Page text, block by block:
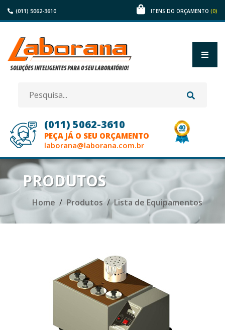
(011) 5062-3610 ITENS DO ORÇAMENTO (0)
(011) 5062-3610
PEÇA JÁ O SEU ORÇAMENTO
laborana@laborana.com.br
HOME
EMPRESA
MARCAS
NOSSOS CLIENTES
BLOG
PRODUTOS
Home Produtos Lista de Equipamentos